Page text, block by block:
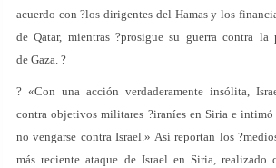
acuerdo con ?los dirigentes del Hamas y los
de Qatar, mientras ?prosigue su guerra contra
de Gaza. ?
? «Con una acción verdaderamente insólita,
contra objetivos militares ?iraníes en Siria e intimó
no vengarse contra Israel.» Así reportan los
más reciente ataque de Israel en Siria, realizado